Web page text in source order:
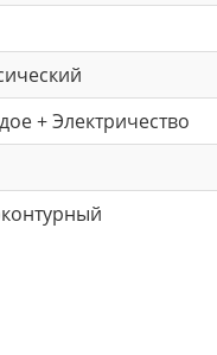
+ Электричество